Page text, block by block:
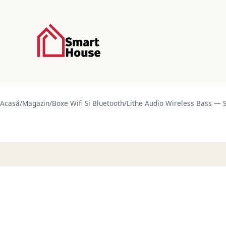
Acasă/Magazin/Boxe Wifi Si Bluetooth/Lithe Audio Wireless Bass —